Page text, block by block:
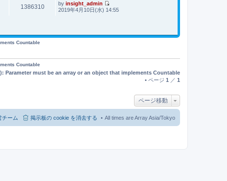
1386310 by insight_admin
最
2019年4月10日(水) 14:55
Countable
Countable
Parameter must be an array or an object that implements Countable
• ページ 1 ／ 1
ページ移動
All times are Array Asia/Tokyo
掲示板の cookie を消去する
チーム